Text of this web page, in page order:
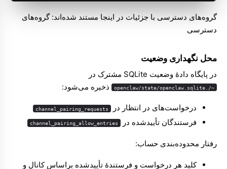
گروه‌های دسترسی با جزئیات در اینجا مستند شده‌اند:گروه‌های
دسترسی
محل نگهداری وضعیت
در پایگاه دادهٔ وضعیت SQLite مشترک در
~/.openclaw/state/openclaw.sqlite ذخیره می‌شود:
درخواست‌های در انتظار در channel_pairing_requests
فرستندگان تأییدشده در channel_pairing_allow_entries
رفتار محدوده‌بندی حساب:
کلید هر درخواست و فرستندهٔ تأییدشده براساس کانال و